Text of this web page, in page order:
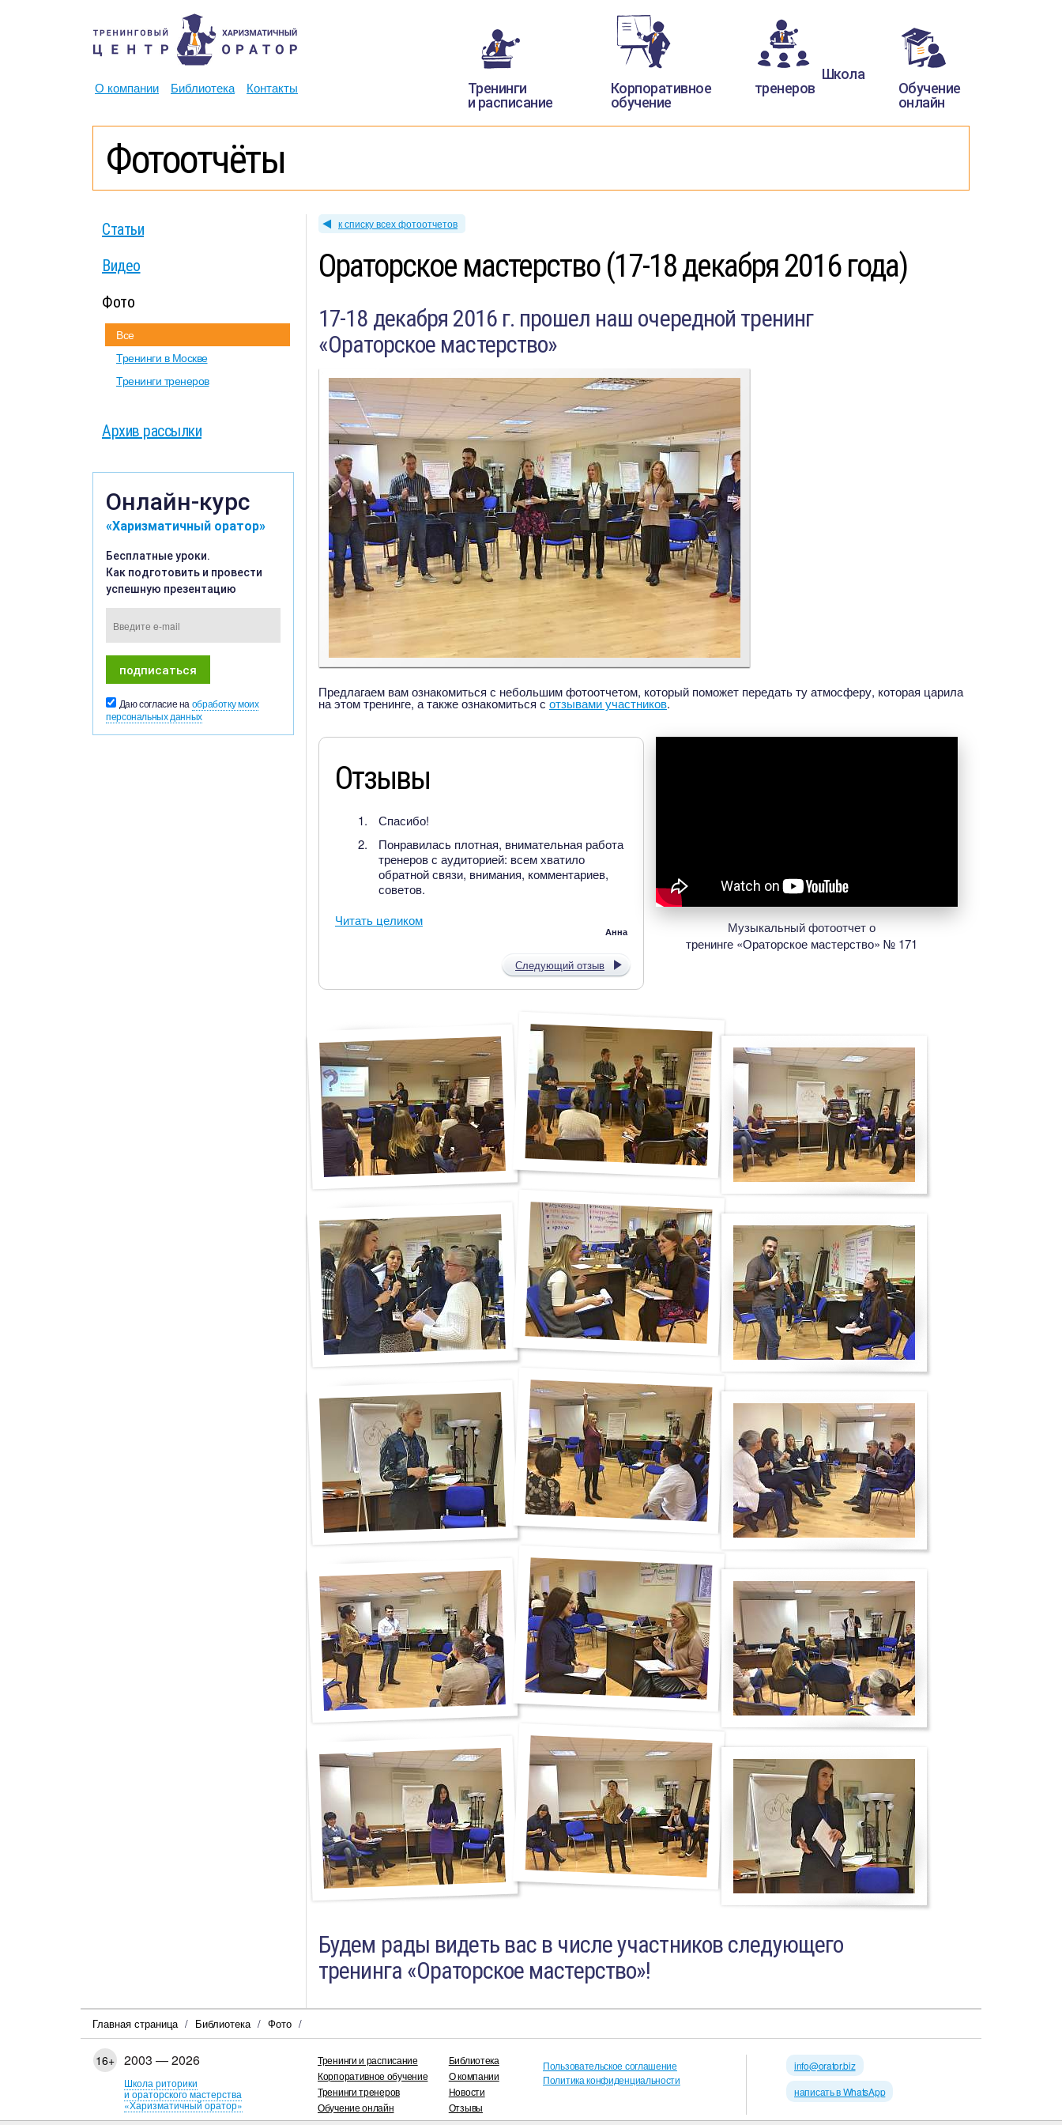
О компании Библиотека Контакты Тренинги
и расписание
Корпоративное
обучение
Школа
тренеров Обучение
онлайн
Фотоотчёты
Статьи
Видео
Фото
Все
Тренинги в Москве
Тренинги тренеров
Архив рассылки
Онлайн-курс
«Харизматичный оратор»
Бесплатные уроки.
Как подготовить и провести
успешную презентацию
Даю согласие на обработку моих
персональных данных
к списку всех фотоотчетов
Ораторское мастерство (17-18 декабря 2016 года)
17-18 декабря 2016 г. прошел наш очередной тренинг
«Ораторское мастерство»
Предлагаем вам ознакомиться с небольшим фотоотчетом, который поможет передать ту атмосферу, которая царила
на этом тренинге, а также ознакомиться с отзывами участников.
Отзывы
Спасибо!
Понравилась плотная, внимательная работа
тренеров с аудиторией: всем хватило
обратной связи, внимания, комментариев,
советов.
Читать целиком
Анна
Следующий отзыв
Музыкальный фотоотчет о
тренинге «Ораторское мастерство» № 171
Будем рады видеть вас в числе участников следующего
тренинга «Ораторское мастерство»!
Главная страница Библиотека Фото
16+ 2003 — 2026
Школа риторики
и ораторского мастерства
«Харизматичный оратор»
Тренинги и расписание
Корпоративное обучение
Тренинги тренеров
Обучение онлайн
Библиотека
О компании
Новости
Отзывы
Пользовательское соглашение
Политика конфиденциальности
info@orator.biz
написать в WhatsApp